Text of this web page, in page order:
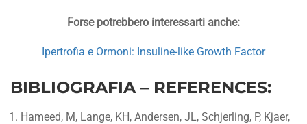
Forse potrebbero interessarti anche:
Ipertrofia e Ormoni: Insuline-like Growth Factor
BIBLIOGRAFIA – REFERENCES:
Hameed, M, Lange, KH, Andersen, JL, Schjerling, P, Kjaer,